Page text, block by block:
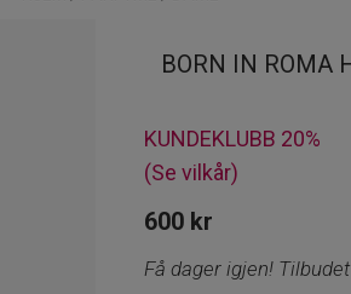
BORN IN ROMA
KUNDEKLUBB 20%
(Se vilkår)
600 kr
Få dager igjen!